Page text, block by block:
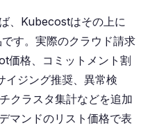
、Kubecostはその上に
す。実際のクラウド請求
価格、コミットメント割
イジング推奨、異常検
クラスタ集計などを追加
マンドのリスト価格で表